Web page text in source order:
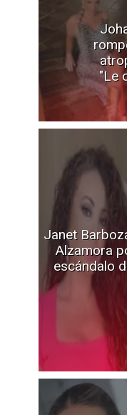
"Le
Janet
Alzamora
escándalo